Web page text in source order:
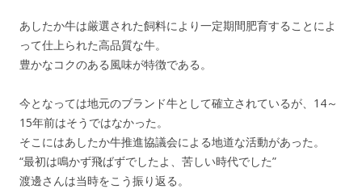
あしたか牛は厳選された飼料により一定期間肥育することによ
って仕上られた高品質な牛。
豊かなコクのある風味が特徴である。
今となっては地元のブランド牛として確立されているが、14～
15年前はそうではなかった。
そこにはあしたか牛推進協議会による地道な活動があった。
“最初は鳴かず飛ばずでしたよ、苦しい時代でした”
渡邊さんは当時をこう振り返る。